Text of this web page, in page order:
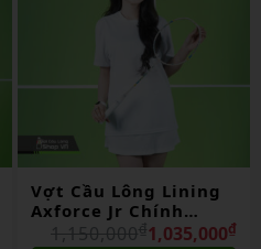
Vợt Cầu Lông Lining
3d Calibar 800 Chính
Hãng
3,510,000₫
3,900,000₫